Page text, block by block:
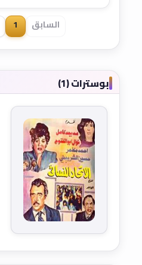
السابق 1
بوسترات (1)